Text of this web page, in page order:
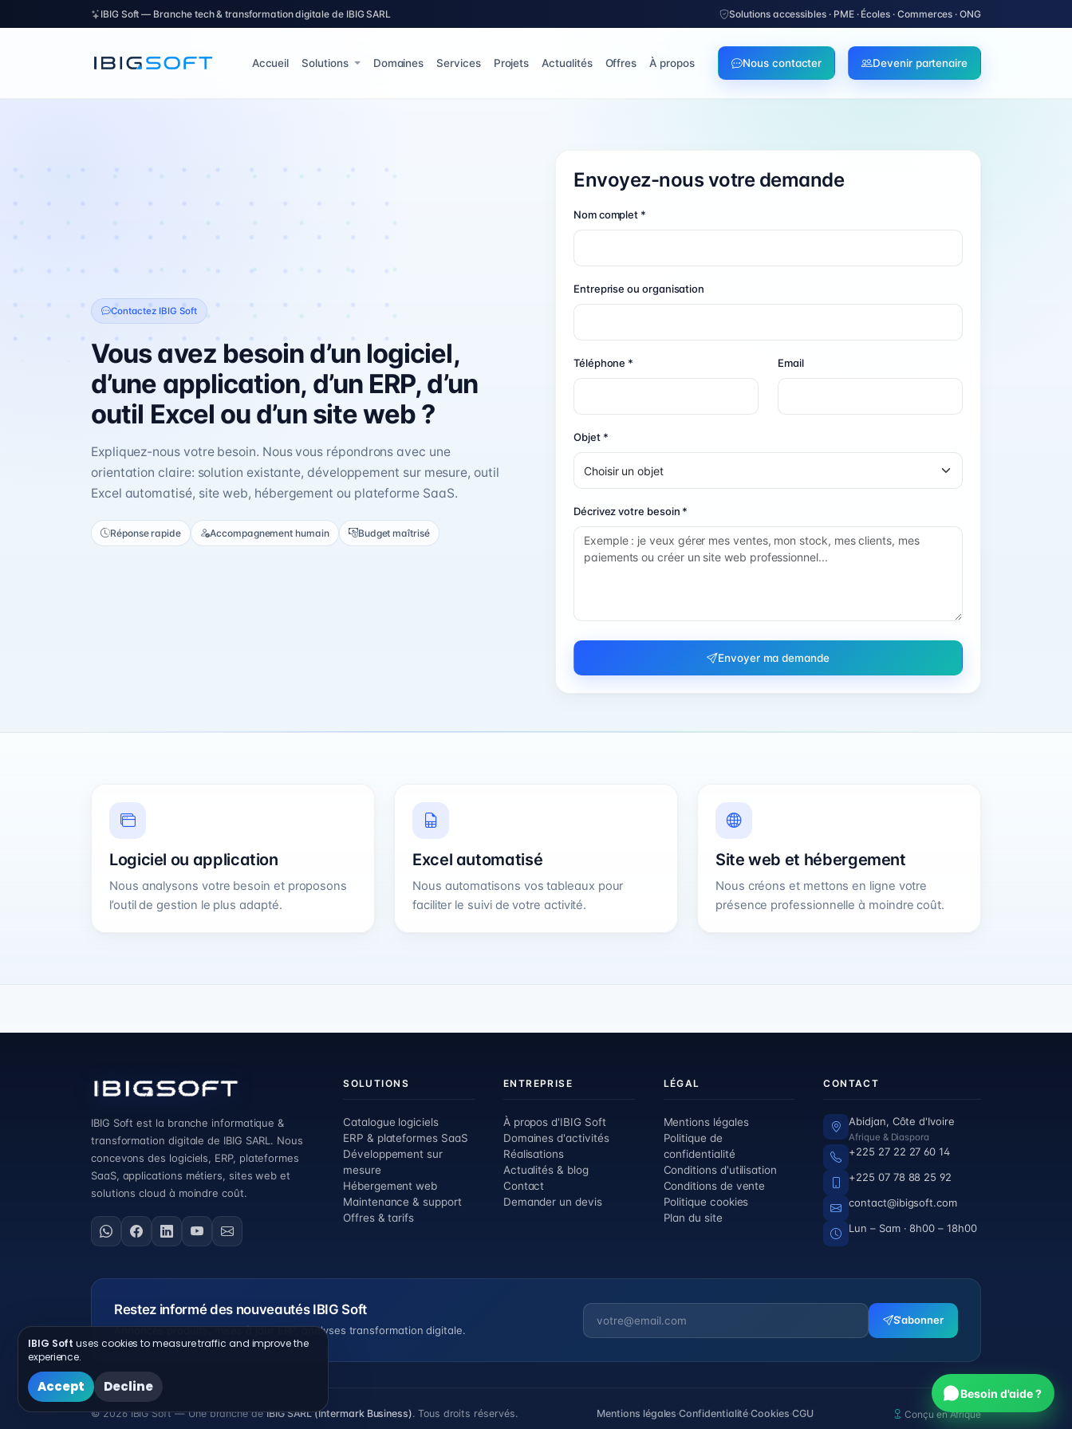
IBIG Soft — Branche tech & transformation digitale de IBIG SARL Solutions accessibles · PME · Écoles · Commerces · ONG
Accueil Solutions Domaines Services Projets Actualités Offres À propos Nous contacter Devenir partenaire
Contactez IBIG Soft
Vous avez besoin d’un logiciel,
d’une application, d’un ERP, d’un
outil Excel ou d’un site web ?
Expliquez-nous votre besoin. Nous vous répondrons avec une
orientation claire: solution existante, développement sur mesure, outil
Excel automatisé, site web, hébergement ou plateforme SaaS.
Réponse rapide Accompagnement humain Budget maîtrisé
Envoyez-nous votre demande
Nom complet *
Entreprise ou organisation
Téléphone * Email
Objet *
Décrivez votre besoin *
Envoyer ma demande
Logiciel ou application
Nous analysons votre besoin et proposons
l’outil de gestion le plus adapté.
Excel automatisé
Nous automatisons vos tableaux pour
faciliter le suivi de votre activité.
Site web et hébergement
Nous créons et mettons en ligne votre
présence professionnelle à moindre coût.
IBIG Soft est la branche informatique &
transformation digitale de IBIG SARL. Nous
concevons des logiciels, ERP, plateformes
SaaS, applications métiers, sites web et
solutions cloud à moindre coût.
SOLUTIONS
Catalogue logiciels
ERP & plateformes SaaS
Développement sur
mesure
Hébergement web
Maintenance & support
Offres & tarifs
ENTREPRISE
À propos d'IBIG Soft
Domaines d'activités
Réalisations
Actualités & blog
Contact
Demander un devis
LÉGAL
Mentions légales
Politique de
confidentialité
Conditions d'utilisation
Conditions de vente
Politique cookies
Plan du site
CONTACT
Abidjan, Côte d'Ivoire
Afrique & Diaspora
+225 27 22 27 60 14
+225 07 78 88 25 92
contact@ibigsoft.com
Lun – Sam · 8h00 – 18h00
Restez informé des nouveautés IBIG Soft
Annonces produits, mises à jour ERP, analyses transformation digitale.
S'abonner
© 2026 IBIG Soft — Une branche deIBIG SARL (Intermark Business). Tous droits réservés. Mentions légales·Confidentialité·Cookies·CGU Conçu en Afrique
Besoin d'aide ?
IBIG Soft uses cookies to measure traffic and improve the
experience.
Accept Decline